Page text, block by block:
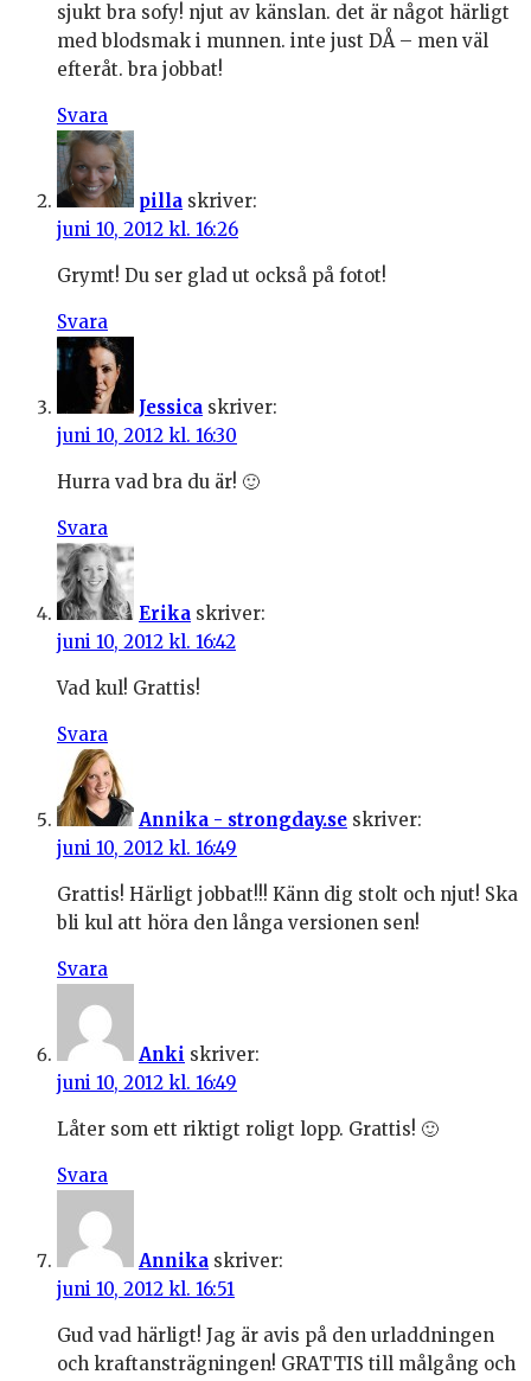
sjukt bra sofy! njut av känslan. det är något härligt
med blodsmak i munnen. inte just DÅ – men väl
efteråt. bra jobbat!
Svara
pilla skriver:
juni 10, 2012 kl. 16:26
Grymt! Du ser glad ut också på fotot!
Svara
Jessica skriver:
juni 10, 2012 kl. 16:30
Hurra vad bra du är! 🙂
Svara
Erika skriver:
juni 10, 2012 kl. 16:42
Vad kul! Grattis!
Svara
Annika - strongday.se skriver:
juni 10, 2012 kl. 16:49
Grattis! Härligt jobbat!!! Känn dig stolt och njut! Ska
bli kul att höra den långa versionen sen!
Svara
Anki skriver:
juni 10, 2012 kl. 16:49
Låter som ett riktigt roligt lopp. Grattis! 🙂
Svara
Annika skriver:
juni 10, 2012 kl. 16:51
Gud vad härligt! Jag är avis på den urladdningen
och kraftansträgningen! GRATTIS till målgång och